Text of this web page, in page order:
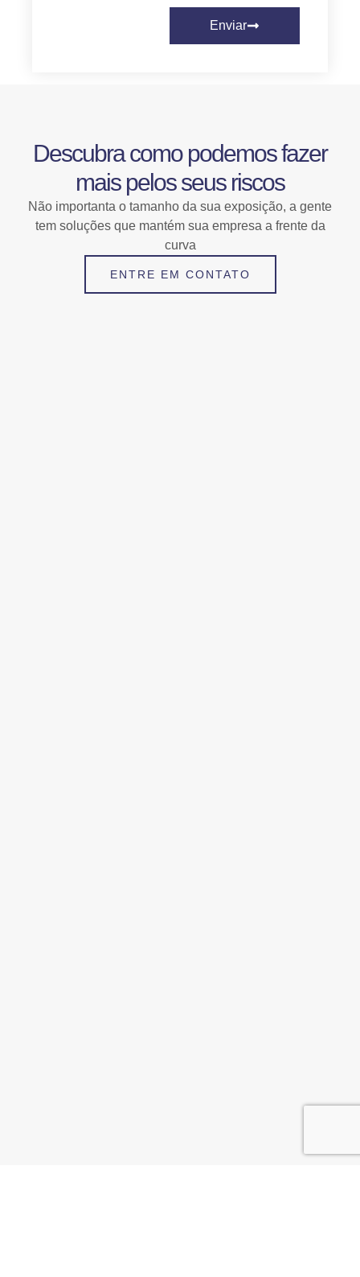
Enviar
Descubra como podemos fazer
mais pelos seus riscos
Não importanta o tamanho da sua exposição, a gente
tem soluções que mantém sua empresa a frente da
curva
ENTRE EM CONTATO